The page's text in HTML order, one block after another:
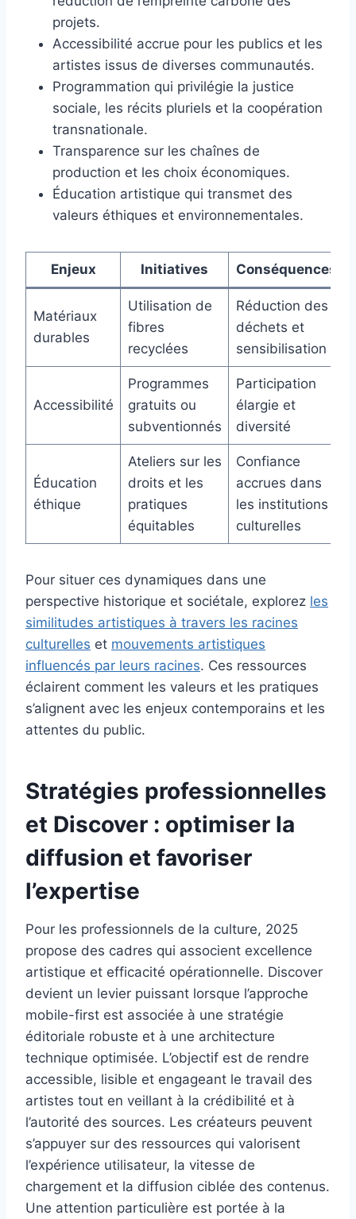
projets.
Accessibilité accrue pour les publics et les
artistes issus de diverses communautés.
Programmation qui privilégie la justice
sociale, les récits pluriels et la coopération
transnationale.
Transparence sur les chaînes de
production et les choix économiques.
Éducation artistique qui transmet des
valeurs éthiques et environnementales.
Enjeux Initiatives Conséquences
Matériaux
durables
Utilisation de
fibres
recyclées
Réduction des
déchets et
sensibilisation
Accessibilité
Programmes
gratuits ou
subventionnés
Participation
élargie et
diversité
Éducation
éthique
Ateliers sur les
droits et les
pratiques
équitables
Confiance
accrues dans
les institutions
culturelles
Pour situer ces dynamiques dans une
perspective historique et sociétale, explorez les
similitudes artistiques à travers les racines
culturelles et mouvements artistiques
influencés par leurs racines. Ces ressources
éclairent comment les valeurs et les pratiques
s’alignent avec les enjeux contemporains et les
attentes du public.
Stratégies professionnelles
et Discover : optimiser la
diffusion et favoriser
l’expertise
Pour les professionnels de la culture, 2025
propose des cadres qui associent excellence
artistique et efficacité opérationnelle. Discover
devient un levier puissant lorsque l’approche
mobile-first est associée à une stratégie
éditoriale robuste et à une architecture
technique optimisée. L’objectif est de rendre
accessible, lisible et engageant le travail des
artistes tout en veillant à la crédibilité et à
l’autorité des sources. Les créateurs peuvent
s’appuyer sur des ressources qui valorisent
l’expérience utilisateur, la vitesse de
chargement et la diffusion ciblée des contenus.
Une attention particulière est portée à la